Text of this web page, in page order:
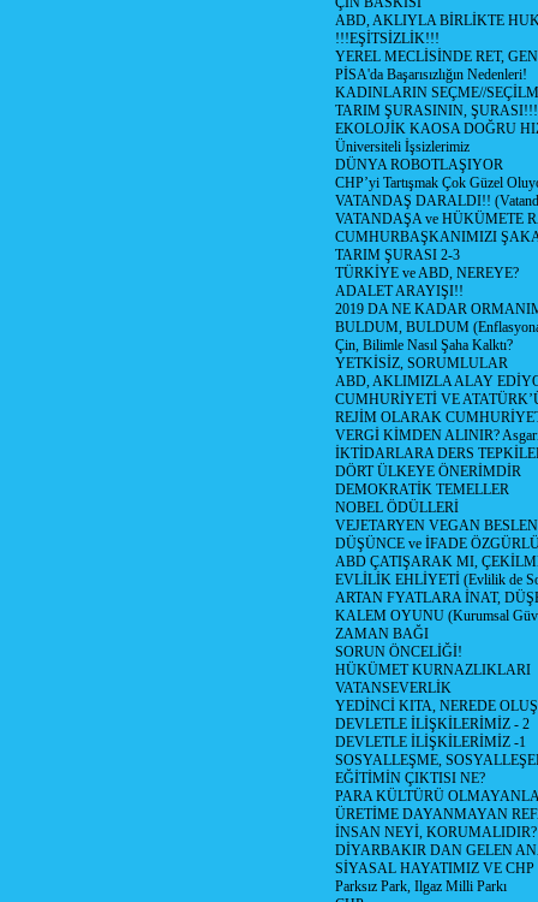
ABD, AKLIYLA BİRLİKTE
!!!EŞİTSİZLİK!!!
YEREL MECLİSİNDE RET,
PİSA'da Başarısızlığın Nedenleri!
KADINLARIN SEÇME//
TARIM ŞURASININ, ŞURASI!!!
EKOLOJİK KAOSA DOĞRU
Üniversiteli İşsizlerimiz
DÜNYA ROBOTLAŞIYOR
CHP’yi Tartışmak Çok Güzel
VATANDAŞ DARALDI!!
VATANDAŞA ve HÜKÜMETE
CUMHURBAŞKANIMIZI
TARIM ŞURASI 2-3
TÜRKİYE ve ABD, NEREYE?
ADALET ARAYIŞI!!
2019 DA NE KADAR
BULDUM, BULDUM
Çin, Bilimle Nasıl Şaha Kalktı?
YETKİSİZ, SORUMLULAR
ABD, AKLIMIZLA ALAY
CUMHURİYETİ VE
REJİM OLARAK
VERGİ KİMDEN ALINIR?
İKTİDARLARA DERS
DÖRT ÜLKEYE ÖNERİMDİR
DEMOKRATİK TEMELLER
NOBEL ÖDÜLLERİ
VEJETARYEN VEGAN
DÜŞÜNCE ve İFADE
ABD ÇATIŞARAK MI,
EVLİLİK EHLİYETİ (Evlilik de
ARTAN FYATLARA İNAT,
KALEM OYUNU (Kurumsal
ZAMAN BAĞI
SORUN ÖNCELİĞİ!
HÜKÜMET KURNAZLIKLARI
VATANSEVERLİK
YEDİNCİ KITA, NEREDE
DEVLETLE İLİŞKİLERİMİZ - 2
DEVLETLE İLİŞKİLERİMİZ -1
SOSYALLEŞME,
EĞİTİMİN ÇIKTISI NE?
PARA KÜLTÜRÜ
ÜRETİME DAYANMAYAN
İNSAN NEYİ, KORUMALIDIR?
DİYARBAKIR DAN GELEN
SİYASAL HAYATIMIZ VE CHP
Parksız Park, Ilgaz Milli Parkı